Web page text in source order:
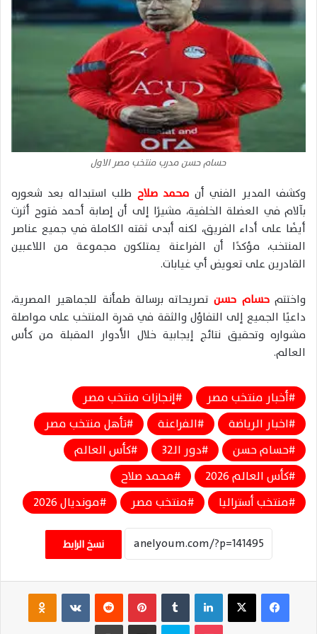
حسام حسن مدرب منتخب مصر الاول
وكشف المدير الفني أن محمد صلاح طلب استبداله بعد شعوره
بآلام في العضلة الخلفية، مشيرًا إلى أن إصابة أحمد فتوح أثرت
أيضًا على أداء الفريق، لكنه أبدى ثقته الكاملة في جميع عناصر
المنتخب، مؤكدًا أن الفراعنة يمتلكون مجموعة من اللاعبين
القادرين على تعويض أي غيابات.
واختتمحسام حسنتصريحاته برسالة طمأنة للجماهير المصرية،
داعيًا الجميع إلى التفاؤل والثقة في قدرة المنتخب على مواصلة
مشواره وتحقيق نتائج إيجابية خلال الأدوار المقبلة من كأس
العالم.
أخبار منتخب مصر
إنجازات منتخب مصر
اخبار الرياضة
الفراعنة
تأهل منتخب مصر
حسام حسن
دور الـ32
كأس العالم
كأس العالم 2026
محمد صلاح
منتخب أستراليا
منتخب مصر مونديال 2026
نسخ الرابط
فيسبوك ‫X لينكدإن بينتيريست ‏VKontakte
سكايب مشاركة عبر البريد طباعة